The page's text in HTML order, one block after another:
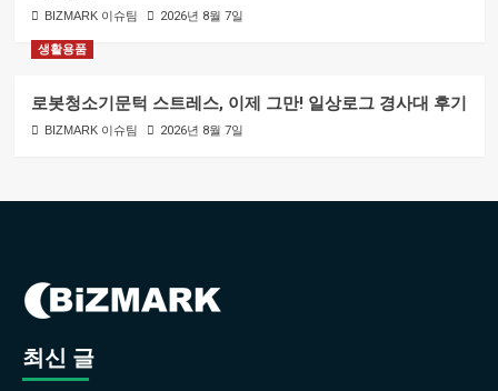
BIZMARK 이슈팀 2026년 8월 7일
생활용품
로봇청소기문턱 스트레스, 이제 그만! 일상로그 경사대 후기
BIZMARK 이슈팀 2026년 8월 7일
최신 글